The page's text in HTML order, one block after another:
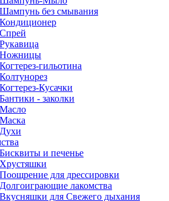
Шампунь без cмывания
Кондиционер
Спрей
Рукавица
Ножницы
Когтерез-гильотина
Колтунорез
Когтерез-Кусачки
Бантики - заколки
Масло
Маска
Духи
Бисквиты и печенье
Хрустяшки
Поощрение для дрессировки
Долгоиграющие лакомства
Вкусняшки для Свежего дыхания